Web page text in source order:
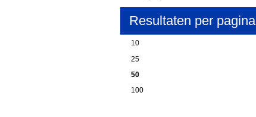
Resultaten per pagina
10
25
50
100